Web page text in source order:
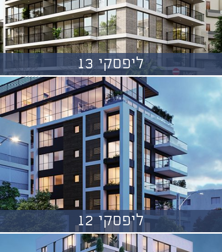
ליפסקי 13
ליפסקי 12